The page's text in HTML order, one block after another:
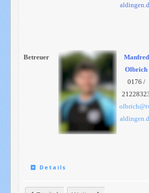
Betreuer
Manfred
Olbrich
0176 /
Details